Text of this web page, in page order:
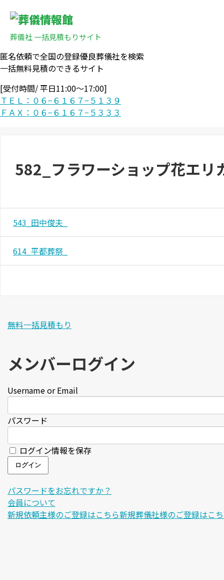
葬儀社 一括見積もりサイト
匿名依頼で全国の登録優良葬儀社を検索
一括無料見積のできるサイト
[受付時間/ 平日11:00〜17:00]
ＴＥＬ：０６−６１６７−５１３９
ＦＡＸ：０６−６１６７−５３３３
582_フラワーショップ花エリ
543_田中俊夫_
614_平都葬祭_
無料一括見積もり
メンバーログイン
Username or Email
パスワード
ログイン情報を保存
パスワードをお忘れですか？
会員について
新規依頼主様のご登録はこちら新規葬儀社様のご登録はこ